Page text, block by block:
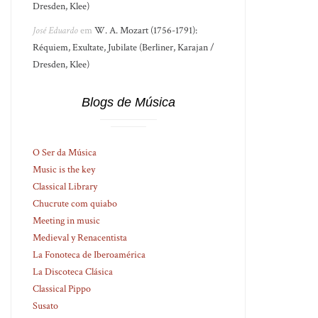
Dresden, Klee)
José EduardoemW. A. Mozart (1756-1791):
Réquiem, Exultate, Jubilate (Berliner, Karajan /
Dresden, Klee)
Blogs de Música
O Ser da Música
Music is the key
Classical Library
Chucrute com quiabo
Meeting in music
Medieval y Renacentista
La Fonoteca de Iberoamérica
La Discoteca Clásica
Classical Pippo
Susato